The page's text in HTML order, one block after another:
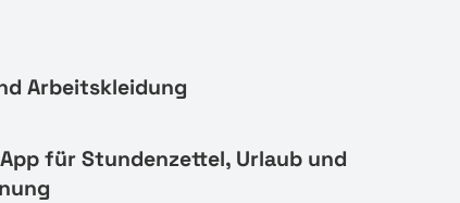
Arbeitskleidung
für Stundenzettel, Urlaub und